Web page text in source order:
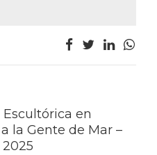
en
la Gente de Mar –